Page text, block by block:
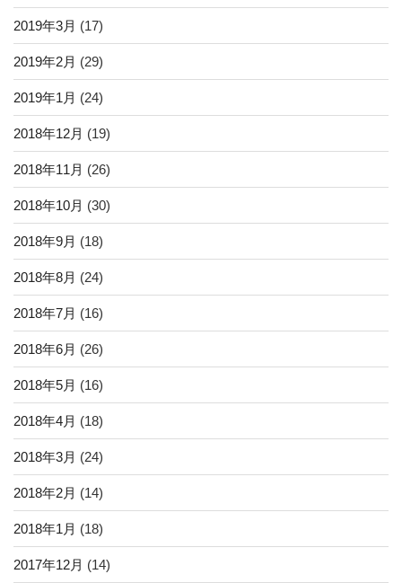
2019年3月 (17)
2019年2月 (29)
2019年1月 (24)
2018年12月 (19)
2018年11月 (26)
2018年10月 (30)
2018年9月 (18)
2018年8月 (24)
2018年7月 (16)
2018年6月 (26)
2018年5月 (16)
2018年4月 (18)
2018年3月 (24)
2018年2月 (14)
2018年1月 (18)
2017年12月 (14)